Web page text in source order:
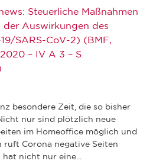
Steuerliche Maßnahmen
Auswirkungen des
SARS-CoV-2) (BMF,
– IV A 3 – S
besondere Zeit, die so bisher
nur sind plötzlich neue
im Homeoffice möglich und
ruft Corona negative Seiten
nicht nur eine...